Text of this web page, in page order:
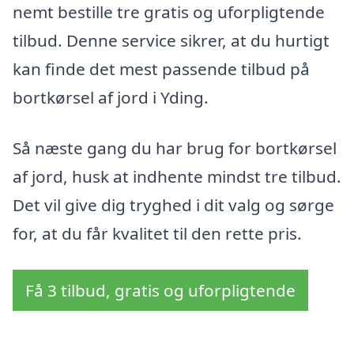
nemt bestille tre gratis og uforpligtende
tilbud. Denne service sikrer, at du hurtigt
kan finde det mest passende tilbud på
bortkørsel af jord i Yding.
Så næste gang du har brug for bortkørsel
af jord, husk at indhente mindst tre tilbud.
Det vil give dig tryghed i dit valg og sørge
for, at du får kvalitet til den rette pris.
Få 3 tilbud, gratis og uforpligtende